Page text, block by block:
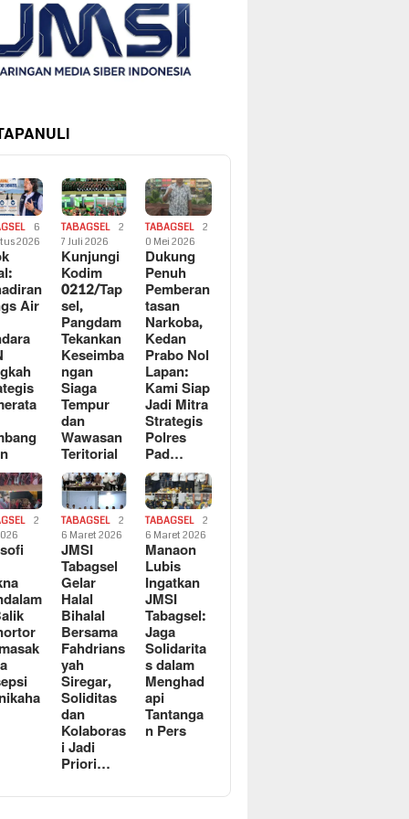
6
2026
Air
TABAGSEL
2
7 Juli 2026
Kunjungi
Kodim
0212/Tap
sel,
Pangdam
Tekankan
Keseimba
ngan
Siaga
Tempur
dan
Wawasan
Teritorial
TABAGSEL
2
0 Mei 2026
Dukung
Penuh
Pemberan
tasan
Narkoba,
Kedan
Prabo Nol
Lapan:
Kami Siap
Jadi Mitra
Strategis
Polres
Pad…
2
TABAGSEL
2
6 Maret 2026
JMSI
Tabagsel
Gelar
Halal
Bihalal
Bersama
Fahdrians
yah
Siregar,
Soliditas
dan
Kolaboras
i Jadi
Priori…
TABAGSEL
2
6 Maret 2026
Manaon
Lubis
Ingatkan
JMSI
Tabagsel:
Jaga
Solidarita
s dalam
Menghad
api
Tantanga
n Pers